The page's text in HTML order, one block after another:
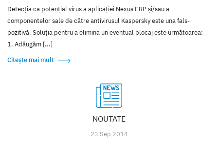
Detecţia ca potenţial virus a aplicației Nexus ERP și/sau a
componentelor sale de către antivirusul Kaspersky este una fals-
pozitivă. Soluția pentru a elimina un eventual blocaj este următoarea:
1. Adăugăm [...]
Citește mai mult
NOUTATE
23 Sep 2014